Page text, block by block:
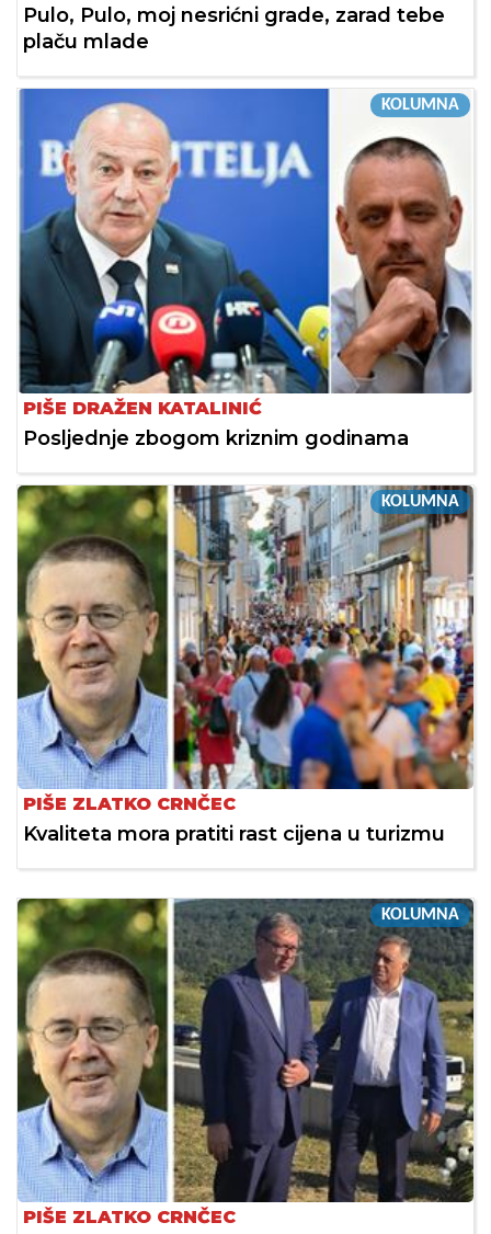
Pulo, Pulo, moj nesrićni grade, zarad tebe
plaču mlade
KOLUMNA
PIŠE DRAŽEN KATALINIĆ
Posljednje zbogom kriznim godinama
KOLUMNA
PIŠE ZLATKO CRNČEC
Kvaliteta mora pratiti rast cijena u turizmu
KOLUMNA
PIŠE ZLATKO CRNČEC